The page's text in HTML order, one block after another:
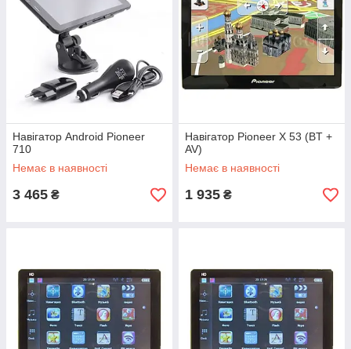
Навігатор Android Pioneer
710
Немає в наявності
3 465 ₴
Навігатор Pioneer X 53 (BT +
AV)
Немає в наявності
1 935 ₴